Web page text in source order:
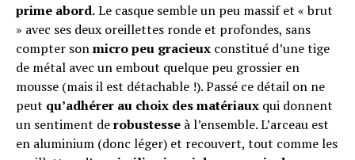
prime abord.Le casque semble un peu massif et « brut
» avec ses deux oreillettes ronde et profondes, sans
compter sonmicro peu gracieux constitué d’une tige
de métal avec un embout quelque peu grossier en
mousse (mais il est détachable !). Passé ce détail on ne
peut qu’adhérer au choix des matériaux qui donnent
un sentiment derobustesse à l’ensemble. L’arceau est
en aluminium (donc léger) et recouvert, tout comme les